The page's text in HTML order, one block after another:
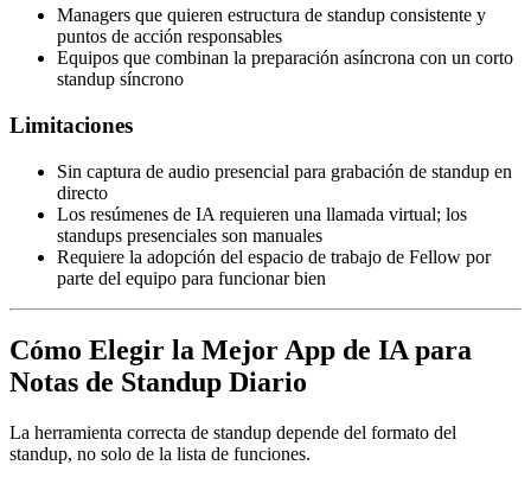
Managers que quieren estructura de standup consistente y
puntos de acción responsables
Equipos que combinan la preparación asíncrona con un corto
standup síncrono
Limitaciones
Sin captura de audio presencial para grabación de standup en
directo
Los resúmenes de IA requieren una llamada virtual; los
standups presenciales son manuales
Requiere la adopción del espacio de trabajo de Fellow por
parte del equipo para funcionar bien
Cómo Elegir la Mejor App de IA para
Notas de Standup Diario
La herramienta correcta de standup depende del formato del
standup, no solo de la lista de funciones.